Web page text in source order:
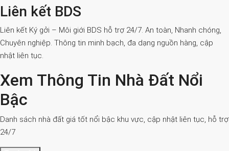
Liên kết BDS
Liên kết Ký gởi – Môi giới BDS hỗ trợ 24/7. An toàn, Nhanh chóng,
Chuyên nghiệp. Thông tin minh bạch, đa dạng nguồn hàng, cập
nhật liên tục.
Xem Thông Tin Nhà Đất Nổi
Bậc
Danh sách nhà đất giá tốt nổi bậc khu vực, cập nhật liên tục, hỗ trợ
24/7